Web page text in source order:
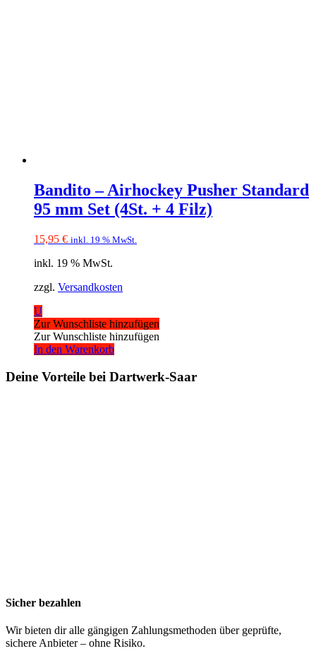
Bandito – Airhockey Pusher Standard
95 mm Set (4St. + 4 Filz)
15,95 € inkl. 19 % MwSt.
inkl. 19 % MwSt.
zzgl. Versandkosten
U
Zur Wunschliste hinzufügen
Zur Wunschliste hinzufügen
In den Warenkorb
Deine Vorteile bei Dartwerk-Saar
Sicher bezahlen
Wir bieten dir alle gängigen Zahlungsmethoden über geprüfte,
sichere Anbieter – ohne Risiko.